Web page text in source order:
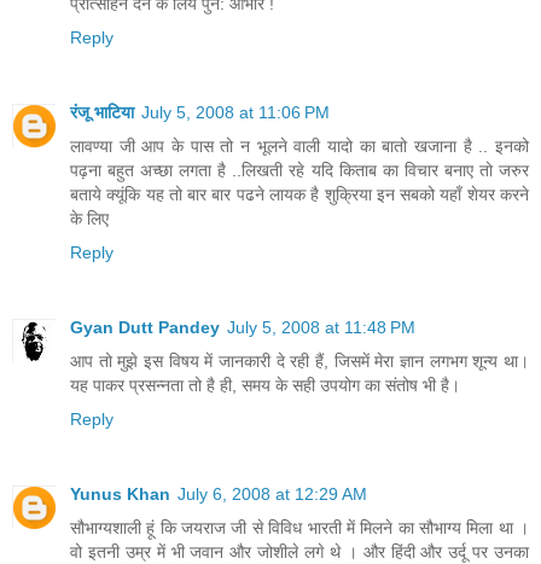
Reply
रंजू भाटिया July 5, 2008 at 11:06 PM
लावण्या जी आप के पास तो न भूलने वाली यादो का बातो खजाना है .. इनको
पढ़ना बहुत अच्छा लगता है ..लिखती रहे यदि किताब का विचार बनाए तो जरुर
बताये क्यूंकि यह तो बार बार पढने लायक है शुक्रिया इन सबको यहाँ शेयर करने
के लिए
Reply
Gyan Dutt Pandey July 5, 2008 at 11:48 PM
आप तो मुझे इस विषय में जानकारी दे रही हैं, जिसमें मेरा ज्ञान लगभग शून्य था।
यह पाकर प्रसन्नता तो है ही, समय के सही उपयोग का संतोष भी है।
Reply
Yunus Khan July 6, 2008 at 12:29 AM
सौभाग्‍यशाली हूं कि जयराज जी से विविध भारती में मिलने का सौभाग्‍य मिला था ।
वो इतनी उम्र में भी जवान और जोशीले लगे थे । और हिंदी और उर्दू पर उनका